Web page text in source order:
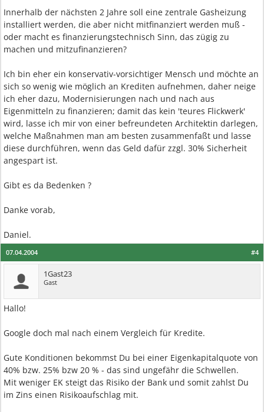
Innerhalb der nächsten 2 Jahre soll eine zentrale Gasheizung
installiert werden, die aber nicht mitfinanziert werden muß -
oder macht es finanzierungstechnisch Sinn, das zügig zu
machen und mitzufinanzieren?
Ich bin eher ein konservativ-vorsichtiger Mensch und möchte an
sich so wenig wie möglich an Krediten aufnehmen, daher neige
ich eher dazu, Modernisierungen nach und nach aus
Eigenmitteln zu finanzieren; damit das kein 'teures Flickwerk'
wird, lasse ich mir von einer befreundeten Architektin darlegen,
welche Maßnahmen man am besten zusammenfaßt und lasse
diese durchführen, wenn das Geld dafür zzgl. 30% Sicherheit
angespart ist.
Gibt es da Bedenken ?
Danke vorab,
Daniel.
#4
07.04.2004
1Gast23
Gast
Hallo!
Google doch mal nach einem Vergleich für Kredite.
Gute Konditionen bekommst Du bei einer Eigenkapitalquote von
40% bzw. 25% bzw 20 % - das sind ungefähr die Schwellen.
Mit weniger EK steigt das Risiko der Bank und somit zahlst Du
im Zins einen Risikoaufschlag mit.